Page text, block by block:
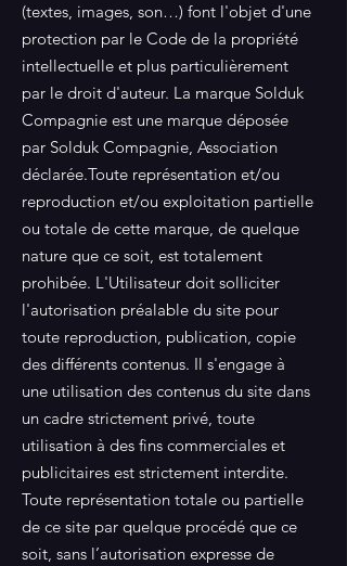
(textes, images, son…) font l'objet d'une
protection par le Code de la propriété
intellectuelle et plus particulièrement
par le droit d'auteur. La marque Solduk
Compagnie est une marque déposée
par Solduk Compagnie, Association
déclarée.Toute représentation et/ou
reproduction et/ou exploitation partielle
ou totale de cette marque, de quelque
nature que ce soit, est totalement
prohibée. L'Utilisateur doit solliciter
l'autorisation préalable du site pour
toute reproduction, publication, copie
des différents contenus. Il s'engage à
une utilisation des contenus du site dans
un cadre strictement privé, toute
utilisation à des fins commerciales et
publicitaires est strictement interdite.
Toute représentation totale ou partielle
de ce site par quelque procédé que ce
soit, sans l’autorisation expresse de